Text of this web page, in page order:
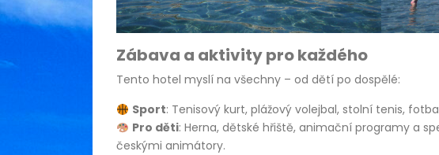
Zábava a aktivity pro každého
Tento hotel myslí na všechny – od dětí po dospělé:
Sport: Tenisový kurt, plážový volejbal, stolní tenis,
Pro děti: Herna, dětské hřiště, animační programy a
českými animátory.